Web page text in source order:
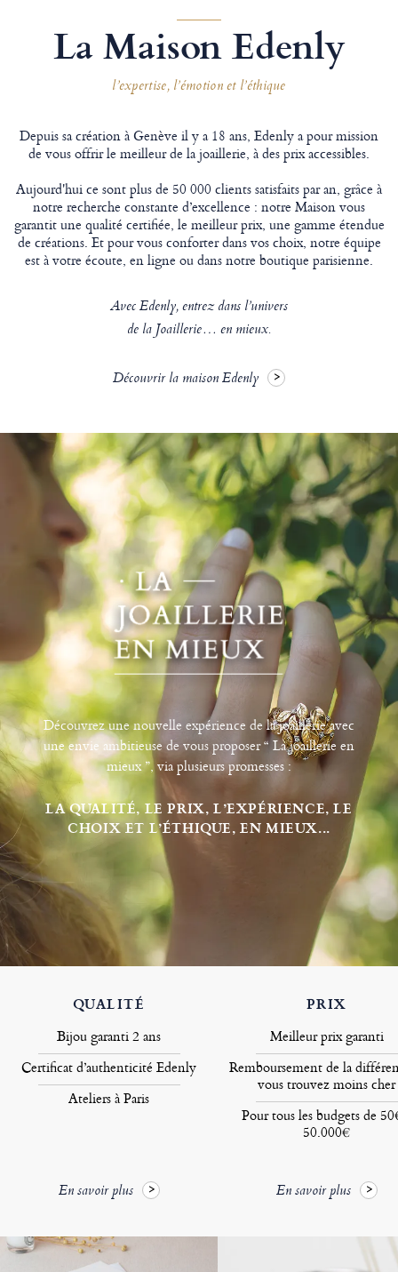
La Maison Edenly
l’expertise, l’émotion et l’éthique
Depuis sa création à Genève il y a 18 ans, Edenly a pour mission
de vous offrir le meilleur de la joaillerie, à des prix accessibles.
Aujourd'hui ce sont plus de 50 000 clients satisfaits par an, grâce à
notre recherche constante d’excellence : notre Maison vous
garantit une qualité certifiée, le meilleur prix, une gamme étendue
de créations. Et pour vous conforter dans vos choix, notre équipe
est à votre écoute, en ligne ou dans notre boutique parisienne.
Avec Edenly, entrez dans l’univers
de la Joaillerie… en mieux.
Découvrir la maison Edenly
Découvrez une nouvelle expérience de la joaillerie avec
une envie ambitieuse de vous proposer “ La joaillerie en
mieux ”, via plusieurs promesses :
LA QUALITÉ, LE PRIX, L’EXPÉRIENCE, LE
CHOIX ET L’ÉTHIQUE, EN MIEUX...
QUALITÉ
Bijou garanti 2 ans
Certificat d’authenticité Edenly
Ateliers à Paris
En savoir plus
PRIX
Meilleur prix garanti
Remboursement de la
vous trouvez moins cher
Pour tous les budgets de
50.000€
En savoir plus